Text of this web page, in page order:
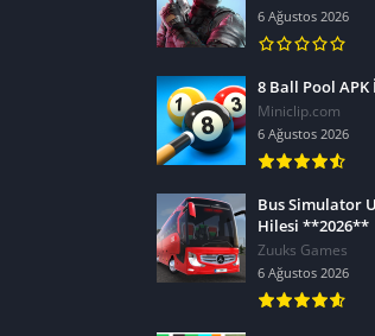
6 Ağustos 2026
8 Ball Pool
Miniclip.com
6 Ağustos 2026
Bus Simulator
Hilesi **2026**
Zuuks Games
6 Ağustos 2026